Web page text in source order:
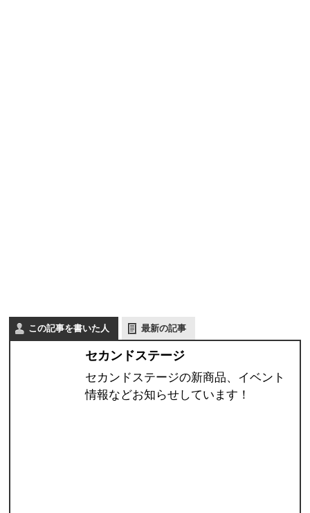
この記事を書いた人 最新の記事
セカンドステージ
セカンドステージの新商品、イベント
情報などお知らせしています！